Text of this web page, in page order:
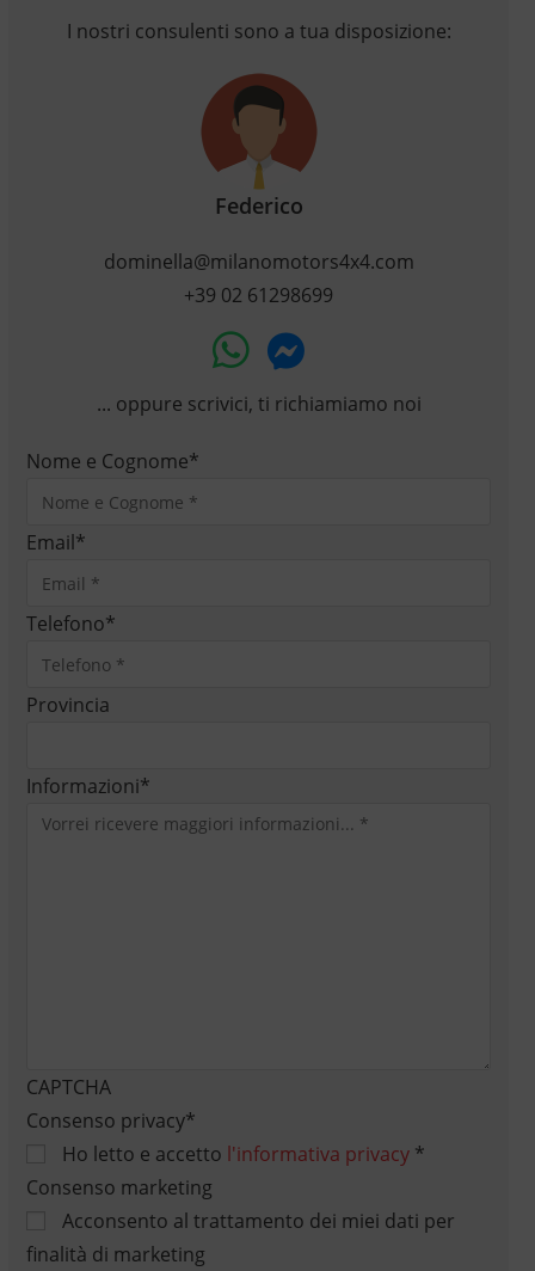
I nostri consulenti sono a tua disposizione:
Federico
dominella@milanomotors4x4.com
+39 02 61298699
... oppure scrivici, ti richiamiamo noi
Nome e Cognome*
Email*
Telefono*
Provincia
Informazioni*
CAPTCHA
Consenso privacy*
Ho letto e accetto l'informativa privacy*
Consenso marketing
Acconsento al trattamento dei miei dati per
finalità di marketing